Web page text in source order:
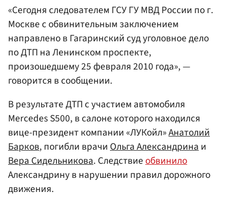
«Сегодня следователем ГСУ ГУ МВД России по г.
Москве с обвинительным заключением
направлено в Гагаринский суд уголовное дело
по ДТП на Ленинском проспекте,
произошедшему 25 февраля 2010 года», —
говорится в сообщении.
В результате ДТП с участием автомобиля
Mercedes S500, в салоне которого находился
вице-президент компании «ЛУКойл»Анатолий
Барков, погибли врачиОльга Александринаи
Вера Сидельникова. Следствиеобвинило
Александрину в нарушении правил дорожного
движения.